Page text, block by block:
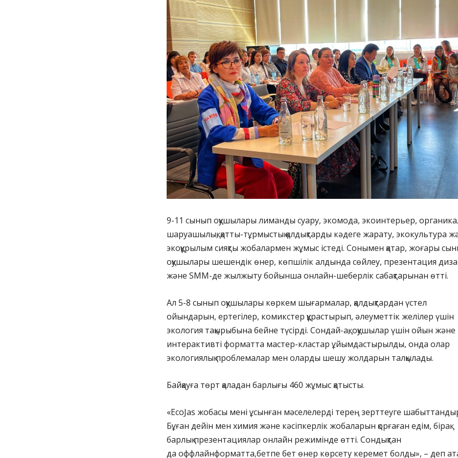
9-11 сынып оқушылары лиманды суару, экомода, экоинтерьер,
шаруашылық, қатты-тұрмыстық қалдықтарды кәдеге жарату, экокультура
экоқұрылым сияқты жобалармен жұмыс істеді. Сонымен қатар, жоғары
оқушылары шешендік өнер, көпшілік алдында сөйлеу, презентация
және SMM-де жылжыту бойынша онлайн-шеберлік сабақтарынан өтті.
Ал 5-8 сынып оқушылары көркем шығармалар, қалдықтардан үстел
ойындарын, ертегілер, комикстер құрастырып, әлеуметтік желілер үшін
экология тақырыбына бейне түсірді. Сондай-ақ, оқушылар үшін ойын және
интерактивті форматта мастер-кластар ұйымдастырылды, онда олар
экологиялық проблемалар мен оларды шешу жолдарын талқылады.
Байқауға төрт қаладан барлығы 460 жұмыс қатысты.
«EcoJas жобасы мені ұсынған мәселелерді терең зерттеуге
Бұған дейін мен химия және кәсіпкерлік жобаларын қорғаған едім, бірақ
барлық презентациялар онлайн режимінде өтті. Сондықтан
да оффлайнформатта,бетпе бет өнер көрсету керемет болды», – деп